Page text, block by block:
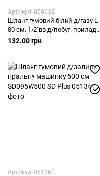
Артикул: 050032
Шланг гумовий білий д/газу L-
80 cм. 1/2"вв д/побут. прилад.
SD090G80 SD Plus
132.00 грн
Артикул: 051361